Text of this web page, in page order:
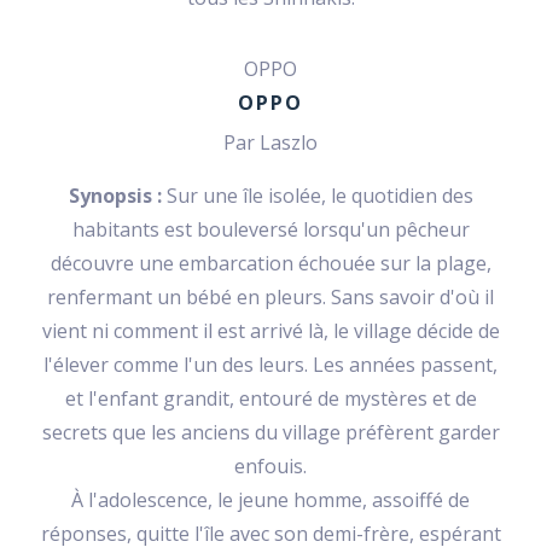
OPPO
OPPO
Par Laszlo
Synopsis :Sur une île isolée, le quotidien des
habitants est bouleversé lorsqu'un pêcheur
découvre une embarcation échouée sur la plage,
renfermant un bébé en pleurs. Sans savoir d'où il
vient ni comment il est arrivé là, le village décide de
l'élever comme l'un des leurs. Les années passent,
et l'enfant grandit, entouré de mystères et de
secrets que les anciens du village préfèrent garder
enfouis.
À l'adolescence, le jeune homme, assoiffé de
réponses, quitte l'île avec son demi-frère, espérant